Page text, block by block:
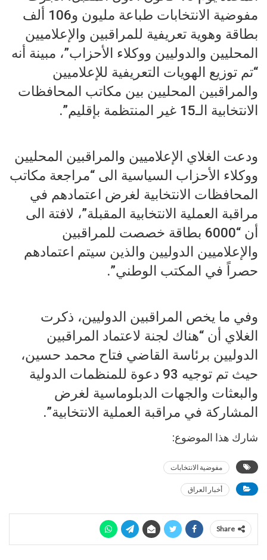
مفوضية الانتخابات طباعة مليون و106 ألف
بطاقة وهوية تعريفية للمراقبين والإعلاميين
المحليين والدوليين ووكلاء الأحزاب”، مبينة أنه
“تم توزيع الهويات التعريفية للإعلاميين
والمراقبين المحليين بين مكاتب المحافظات
الانتخابية الـ15 غير المنتظمة بإقليم”.
ودعت الغلاي الإعلاميين والمراقبين المحليين
ووكلاء الأحزاب السياسية الى “مراجعة مكاتب
المحافظات الانتخابية لغرض اعتمادهم في
مراقبة العملية الانتخابية المقبلة”، لافتة الى
أن “6000 بطاقة خصصت للمراقبين
والإعلاميين الدوليين والذين سيتم اعتمادهم
حصراً في المكتب الوطني”.
وفي ما يخص المراقبين الدوليين، ذكرت
الغلاي أن “هناك لجنة لاعتماد المراقبين
الدوليين برئاسة القاضي فتاح محمد حسين،
حيث تم توجيه 93 دعوة للمنظمات الدولية
والبعثات والجهات الدبلوماسية لغرض
المشاركة في مراقبة العملية الانتخابية”.
شارك هذا الموضوع:
مفوضية الانتخابات
أخبار العراق
Share